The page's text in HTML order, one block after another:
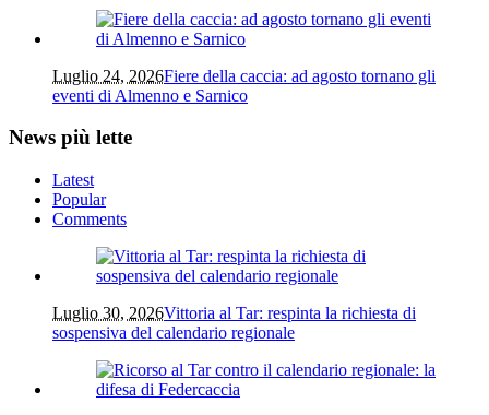
Luglio 24, 2026Fiere della caccia: ad agosto tornano gli
eventi di Almenno e Sarnico
News più lette
Latest
Popular
Comments
Luglio 30, 2026Vittoria al Tar: respinta la richiesta di
sospensiva del calendario regionale